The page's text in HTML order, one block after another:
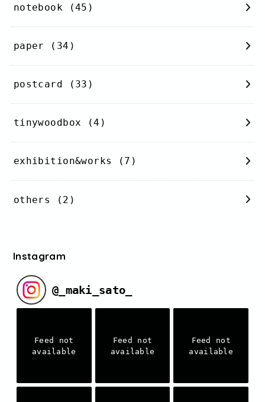
notebook (45)
paper (34)
postcard (33)
tinywoodbox (4)
exhibition&works (7)
others (2)
Instagram
@ _maki_sato_
Feed not
available
Feed not
available
Feed not
available